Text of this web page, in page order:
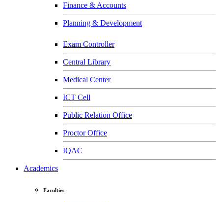
Finance & Accounts
Planning & Development
Exam Controller
Central Library
Medical Center
ICT Cell
Public Relation Office
Proctor Office
IQAC
Academics
Faculties